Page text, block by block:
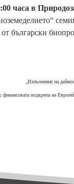
часа в
български
„Изпълнение на
финансовата подкрепа на